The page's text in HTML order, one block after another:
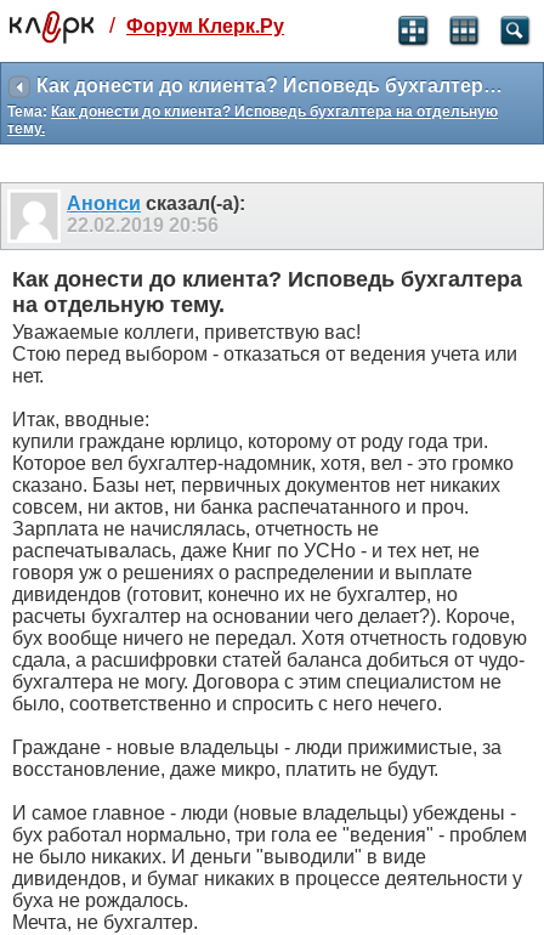
Святые угодники, Клерк без рекламы
прекрасен:)
месяц
99 ₽
259 ₽
-10%
полгода
499
-15%
Отмена Оплатить
/ Форум Клерк.Ру
Как донести до клиента? Исповедь бухгалтера на отдельную тему.
Тема: Как донести до клиента? Исповедь бухгалтера на отдельную
тему.
Анонси сказал(-а):
22.02.2019 20:56
Как донести до клиента? Исповедь бухгалтера
на отдельную тему.
Уважаемые коллеги, приветствую вас!
Стою перед выбором - отказаться от ведения учета или
нет.
Итак, вводные:
купили граждане юрлицо, которому от роду года три.
Которое вел бухгалтер-надомник, хотя, вел - это громко
сказано. Базы нет, первичных документов нет никаких
совсем, ни актов, ни банка распечатанного и проч.
Зарплата не начислялась, отчетность не
распечатывалась, даже Книг по УСНо - и тех нет, не
говоря уж о решениях о распределении и выплате
дивидендов (готовит, конечно их не бухгалтер, но
расчеты бухгалтер на основании чего делает?). Короче,
бух вообще ничего не передал. Хотя отчетность годовую
сдала, а расшифровки статей баланса добиться от чудо-
бухгалтера не могу. Договора с этим специалистом не
было, соответственно и спросить с него нечего.
Граждане - новые владельцы - люди прижимистые, за
восстановление, даже микро, платить не будут.
И самое главное - люди (новые владельцы) убеждены -
бух работал нормально, три гола ее "ведения" - проблем
не было никаких. И деньги "выводили" в виде
дивидендов, и бумаг никаких в процессе деятельности у
буха не рождалось.
Мечта, не бухгалтер.